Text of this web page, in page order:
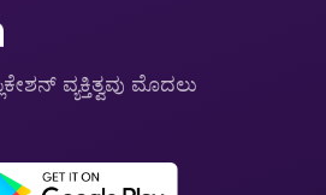
ವ್ಯಕ್ತಿತ್ವವು ಮೊದಲು